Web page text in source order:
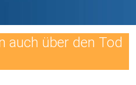
auch über den Tod